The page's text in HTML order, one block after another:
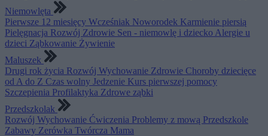
Niemowlęta
Pierwsze 12 miesięcy Wcześniak Noworodek Karmienie piersią
Pielęgnacja Rozwój Zdrowie Sen - niemowlę i dziecko Alergie u
dzieci Ząbkowanie Żywienie
Maluszek
Drugi rok życia Rozwój Wychowanie Zdrowie Choroby dziecięce
od A do Z Czas wolny Jedzenie Kurs pierwszej pomocy
Szczepienia Profilaktyka Zdrowe ząbki
Przedszkolak
Rozwój Wychowanie Ćwiczenia Problemy z mową Przedszkole
Zabawy Zerówka Twórcza Mama